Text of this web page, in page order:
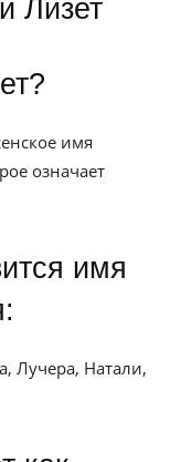
Лизет
имя
означает
имя
Лучера, Натали,